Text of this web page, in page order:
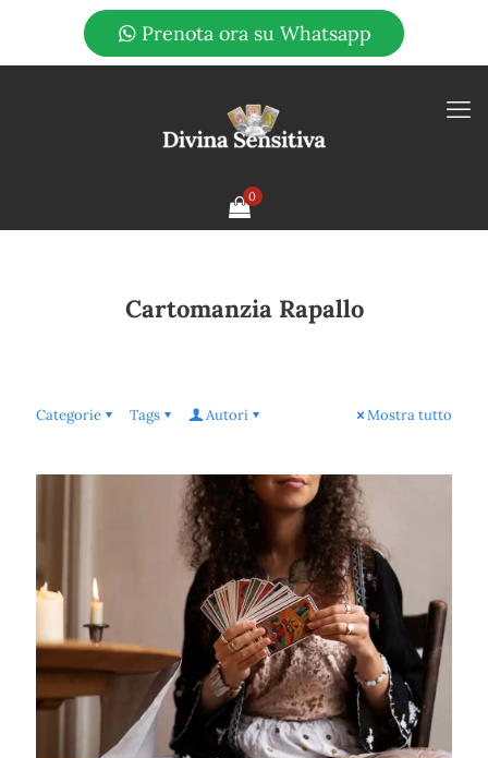
Prenota ora su Whatsapp
0
Cartomanzia Rapallo
Categorie Tags Autori Mostra tutto